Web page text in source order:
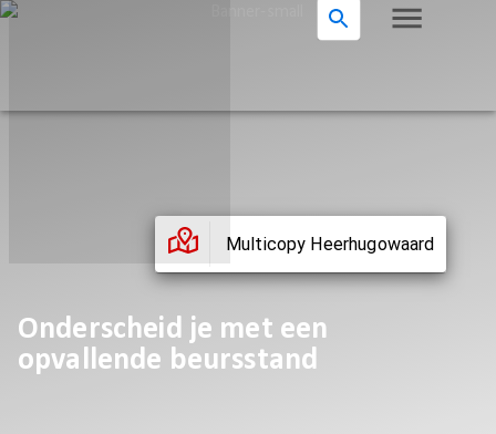
Multicopy Heerhugowaard
Onderscheid je met een
opvallende beursstand